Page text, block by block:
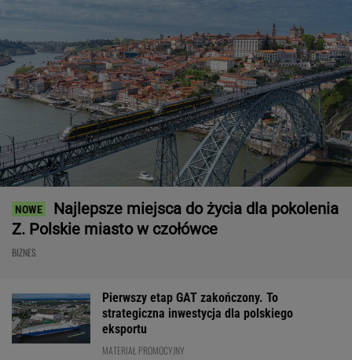
Najlepsze miejsca do życia dla pokolenia
Z. Polskie miasto w czołówce
BIZNES
Pierwszy etap GAT zakończony. To
strategiczna inwestycja dla polskiego
eksportu
MATERIAŁ PROMOCYJNY